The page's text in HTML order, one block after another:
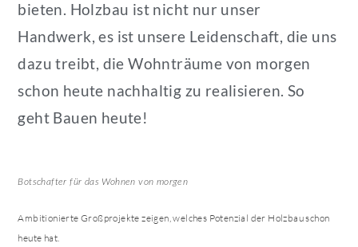
bieten. Holzbau ist nicht nur unser
Handwerk, es ist unsere Leidenschaft, die uns
dazu treibt, die Wohnträume von morgen
schon heute nachhaltig zu realisieren. So
geht Bauen heute!
Botschafter für das Wohnen von morgen
Ambitionierte Großprojekte zeigen, welches Potenzial der Holzbau schon
heute hat.